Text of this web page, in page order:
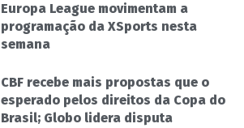
Europa League movimentam a
programação da XSports nesta
semana
CBF recebe mais propostas que o
esperado pelos direitos da Copa do
Brasil; Globo lidera disputa